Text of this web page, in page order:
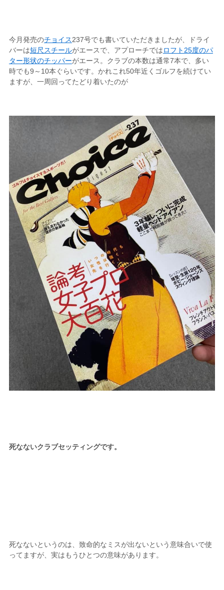
今月発売のチョイス237号でも書いていただきましたが、ドライ
バーは短尺スチールがエースで、アプローチではロフト25度のパ
ター形状のチッパーがエース。クラブの本数は通常7本で、多い
時でも9～10本ぐらいです。かれこれ50年近くゴルフを続けてい
ますが、一周回ってたどり着いたのが
死なないクラブセッティングです。
死なないというのは、致命的なミスが出ないという意味合いで使
ってますが、実はもうひとつの意味があります。